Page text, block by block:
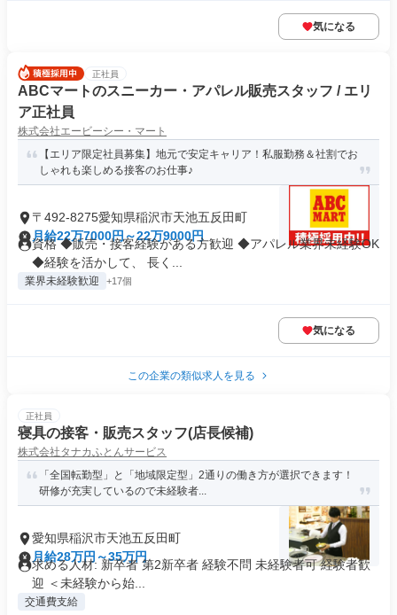
気になる
正社員
ABCマートのスニーカー・アパレル販売スタッフ / エリ
ア正社員
株式会社エービーシー・マート
【エリア限定社員募集】地元で安定キャリア！私服勤務＆社割でお
しゃれも楽しめる接客のお仕事♪
〒492-8275愛知県稲沢市天池五反田町
月給22万7000円～22万9000円
資格 ◆販売・接客経験がある方歓迎 ◆アパレル業界未経験OK
◆経験を活かして、 長く...
業界未経験歓迎 +17個
気になる
この企業の類似求人を見る
正社員
寝具の接客・販売スタッフ(店長候補)
株式会社タナカふとんサービス
「全国転勤型」と「地域限定型」2通りの働き方が選択できます！
研修が充実しているので未経験者...
愛知県稲沢市天池五反田町
月給28万円～35万円
求める人材: 新卒者 第2新卒者 経験不問 未経験者可 経験者歓
迎 ＜未経験から始...
交通費支給